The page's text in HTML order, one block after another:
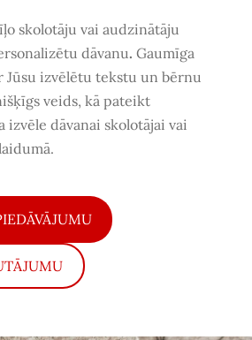
skolotāju vai audzinātāju
dāvanu. Gaumīga
Jūsu izvēlētu tekstu un bērnu
veids, kā pateikt
izvēle dāvanai skolotājai vai